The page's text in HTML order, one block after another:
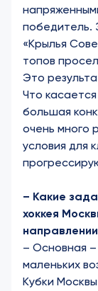
победитель.
«Крылья
топов
Это
Что
большая
очень много
условия для
– Какие
хоккея
– Основная –
маленьких
Кубки